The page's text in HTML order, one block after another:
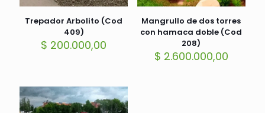
Trepador Arbolito (Cod
409)
$ 200.000,00
Mangrullo de dos torres
con hamaca doble (Cod
208)
$ 2.600.000,00